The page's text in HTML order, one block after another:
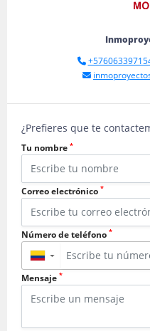
¿Prefieres que te
Tu nombre *
Correo electrónico *
Número de teléfono *
▼
Mensaje *